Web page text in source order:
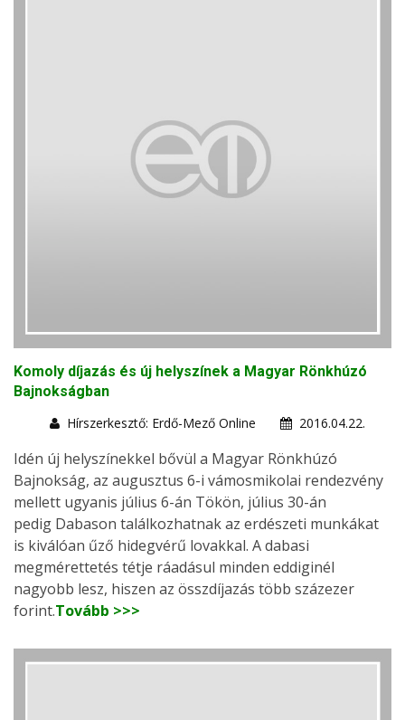
Komoly díjazás és új helyszínek a Magyar Rönkhúzó
Bajnokságban
Hírszerkesztő: Erdő-Mező Online
2016.04.22.
Idén új helyszínekkel bővül a Magyar Rönkhúzó
Bajnokság, az augusztus 6-i vámosmikolai rendezvény
mellett ugyanis július 6-án Tökön, július 30-án
pedig Dabason találkozhatnak az erdészeti munkákat
is kiválóan űző hidegvérű lovakkal. A dabasi
megmérettetés tétje ráadásul minden eddiginél
nagyobb lesz, hiszen az összdíjazás több százezer
forint.Tovább >>>